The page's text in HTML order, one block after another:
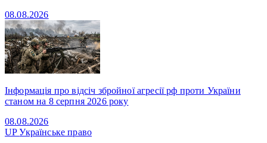
08.08.2026
Інформація про відсіч збройної агресії рф проти України
станом на 8 серпня 2026 року
08.08.2026
UPУкраїнське право